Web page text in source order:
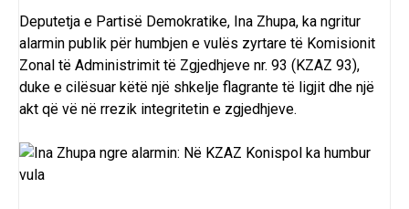
Deputetja e Partisë Demokratike, Ina Zhupa, ka ngritur
alarmin publik për humbjen e vulës zyrtare të Komisionit
Zonal të Administrimit të Zgjedhjeve nr. 93 (KZAZ 93),
duke e cilësuar këtë një shkelje flagrante të ligjit dhe një
akt që vë në rrezik integritetin e zgjedhjeve.